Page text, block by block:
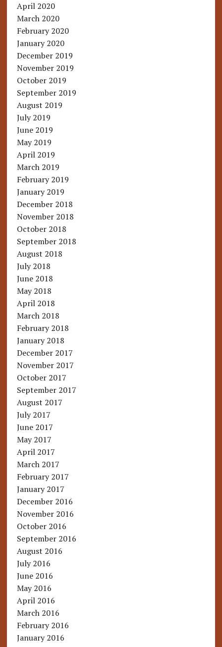
April 2020
March 2020
February 2020
January 2020
December 2019
November 2019
October 2019
September 2019
August 2019
July 2019
June 2019
May 2019
April 2019
March 2019
February 2019
January 2019
December 2018
November 2018
October 2018
September 2018
August 2018
July 2018
June 2018
May 2018
April 2018
March 2018
February 2018
January 2018
December 2017
November 2017
October 2017
September 2017
August 2017
July 2017
June 2017
May 2017
April 2017
March 2017
February 2017
January 2017
December 2016
November 2016
October 2016
September 2016
August 2016
July 2016
June 2016
May 2016
April 2016
March 2016
February 2016
January 2016